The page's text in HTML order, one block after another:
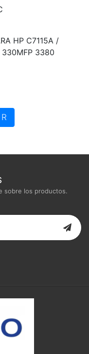
HP C7115A /
330MFP 3380
sobre los productos.